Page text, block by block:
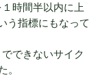
時間半以内に上
う指標にもなって
できないサイク
。